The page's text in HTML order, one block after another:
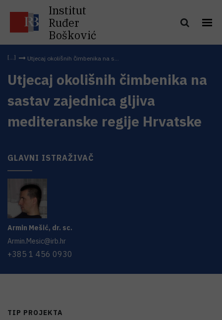
Institut
Ruđer
Bošković
Utjecaj okolišnih čimbenika na s...
Utjecaj okolišnih čimbenika na
sastav zajednica gljiva
mediteranske regije Hrvatske
GLAVNI ISTRAŽIVAČ
Armin Mešić, dr. sc.
Armin.Mesic@irb.hr
+385 1 456 0930
TIP PROJEKTA